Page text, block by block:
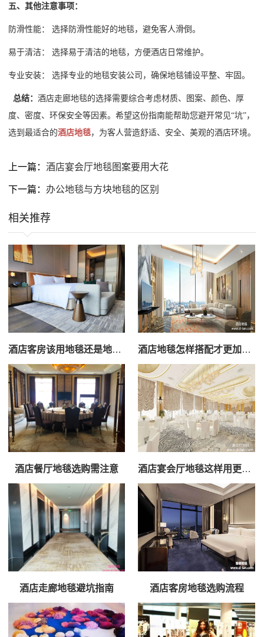
五、其他注意事项：
防滑性能： 选择防滑性能好的地毯，避免客人滑倒。
易于清洁： 选择易于清洁的地毯，方便酒店日常维护。
专业安装： 选择专业的地毯安装公司，确保地毯铺设平整、牢固。
总结： 酒店走廊地毯的选择需要综合考虑材质、图案、颜色、厚
度、密度、环保安全等因素。希望这份指南能帮助您避开常见“坑”，
选到最适合的酒店地毯，为客人营造舒适、安全、美观的酒店环境。
上一篇： 酒店宴会厅地毯图案要用大花
下一篇： 办公地毯与方块地毯的区别
相关推荐
酒店客房该用地毯还是地板？ 酒店地毯怎样搭配才更加科学合理？
酒店餐厅地毯选购需注意 酒店宴会厅地毯这样用更上档次
酒店走廊地毯避坑指南 酒店客房地毯选购流程